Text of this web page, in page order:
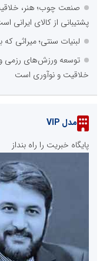
صنعت چوب؛ هنر، خلاقیت
پشتیبانی از کالای ایرانی
لبنیات سنتی؛ میراثی که
توسعه ورزش‌های رزمی
خلاقیت و نوآوری است
مدل VIP
پایگاه خبریت را راه بنداز